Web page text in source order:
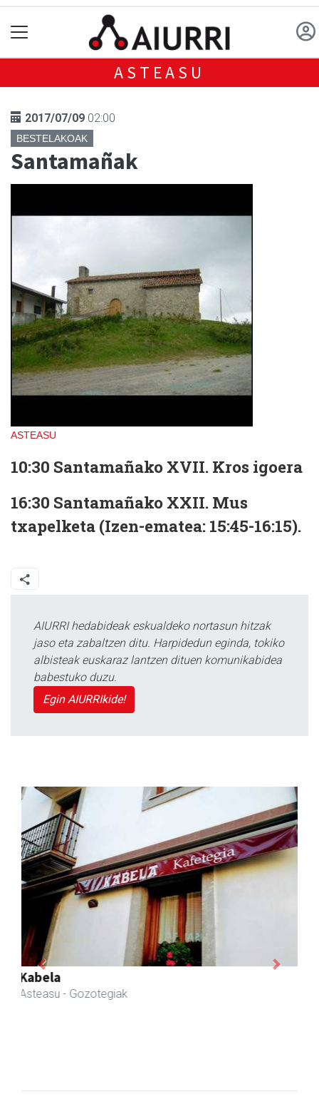
ASTEASU
2017/07/09 02:00
BESTELAKOAK
Santamañak
ASTEASU
10:30 Santamañako XVII. Kros igoera
16:30 Santamañako XXII. Mus
txapelketa (Izen-ematea: 15:45-16:15).
AIURRI hedabideak eskualdeko nortasun hitzak
jaso eta zabaltzen ditu. Harpidedun eginda, tokiko
albisteak euskaraz lantzen dituen komunikabidea
babestuko duzu.
Egin AIURRIkide!
Previous Next